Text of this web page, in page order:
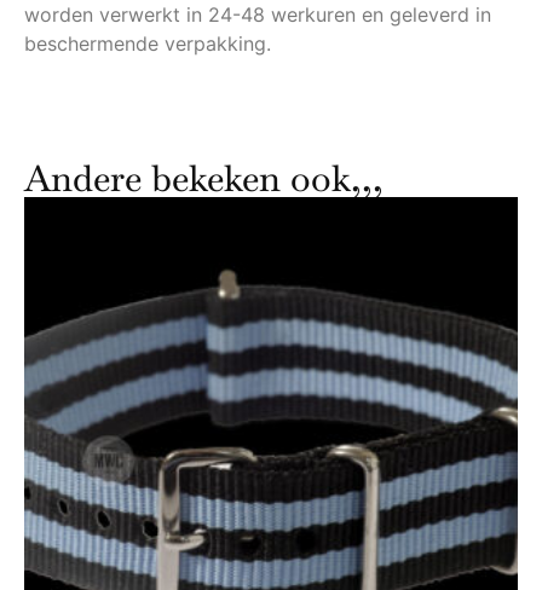
worden verwerkt in 24-48 werkuren en geleverd in
beschermende verpakking.
Andere bekeken ook,,,